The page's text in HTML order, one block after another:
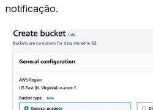
notificação.